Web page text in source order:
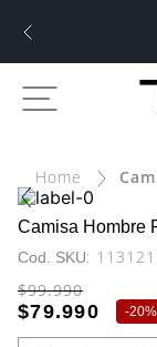
Camisa Hombre
:
$99.990
$79.990 -20%
BUSCADOS